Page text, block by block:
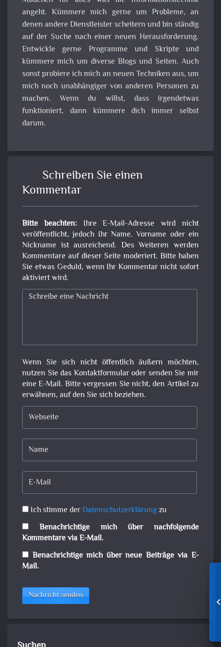
angeht. Kümmere mich gerne um Probleme, an
denen andere Dienstleister scheitern und bin ständig
auf der Suche nach einer neuen Herausforderung.
Entwickle gerne Programme und Skripte und
kümmere mich um diverse Blogs und Seiten. Auch
sonst probiere ich mich an neuen Techniken aus, um
mich noch unabhängiger von anderen Personen zu
machen. Wenn du willst, dass irgendetwas
funktioniert, dann kümmere dich immer selbst
darum.
Schreiben Sie einen
Kommentar
Bitte beachten:Ihre E-Mail-Adresse wird nicht
veröffentlicht, jedoch Ihr Name. Vorname oder ein
Nickname ist ausreichend. Des Weiteren werden
Kommentare auf dieser Seite moderiert. Bitte haben
Sie etwas Geduld, wenn Ihr Kommentar nicht sofort
aktiviert wird.
Wenn Sie sich nicht öffentlich äußern möchten,
nutzen Sie das Kontaktformular oder senden Sie mir
eine E-Mail. Bitte vergessen Sie nicht, den Artikel zu
erwähnen, auf den Sie sich beziehen.
Ich stimme derDatenschutzerklärungzu
Benachrichtige mich über nachfolgende
Kommentare via E-Mail.
Benachrichtige mich über neue Beiträge via E-
Mail.
Nachricht senden